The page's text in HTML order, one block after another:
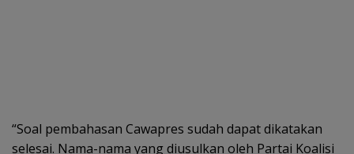
“Soal pembahasan Cawapres sudah dapat dikatakan
selesai. Nama-nama yang diusulkan oleh Partai Koalisi